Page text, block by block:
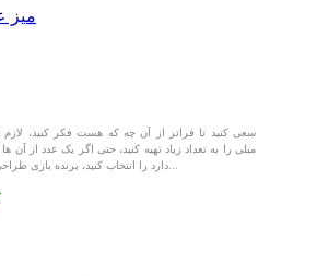
سعی کنید تا فراتر از آن چه که هست فکر کنید، لازم
مبلی را به تعداد زیاد تهیه کنید، حتی اگر یک عدد از آن
دارد را انتخاب کنید، برنده بازی طراحی دکوراسیون هستیدبرای...